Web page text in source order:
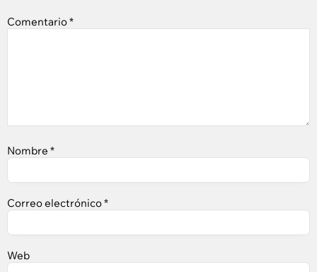
Comentario*
Nombre *
Correo electrónico*
Web